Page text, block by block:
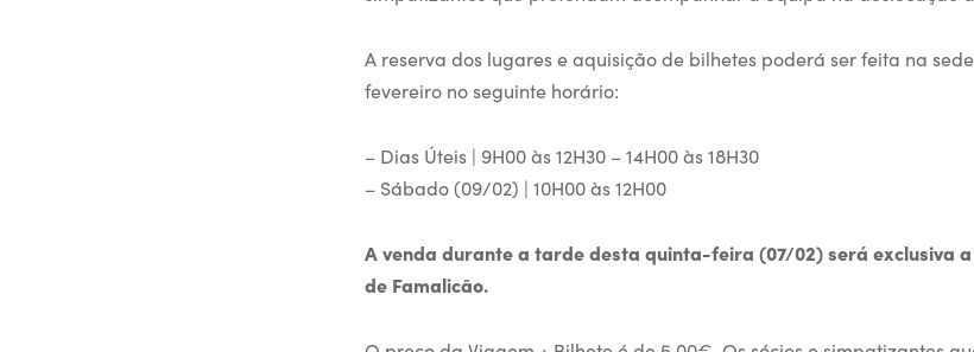
A reserva dos lugares e aquisição de bilhetes poderá ser feita na
fevereiro no seguinte horário:
– Dias Úteis | 9H00 às 12H30 – 14H00 às 18H30
– Sábado (09/02) | 10H00 às 12H00
A venda durante a tarde desta quinta-feira (07/02) será exclusiva a
de Famalicão.